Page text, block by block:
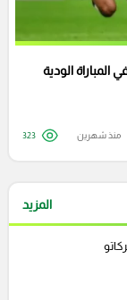
المباراة الودية
منذ شهرين 323
المزيد